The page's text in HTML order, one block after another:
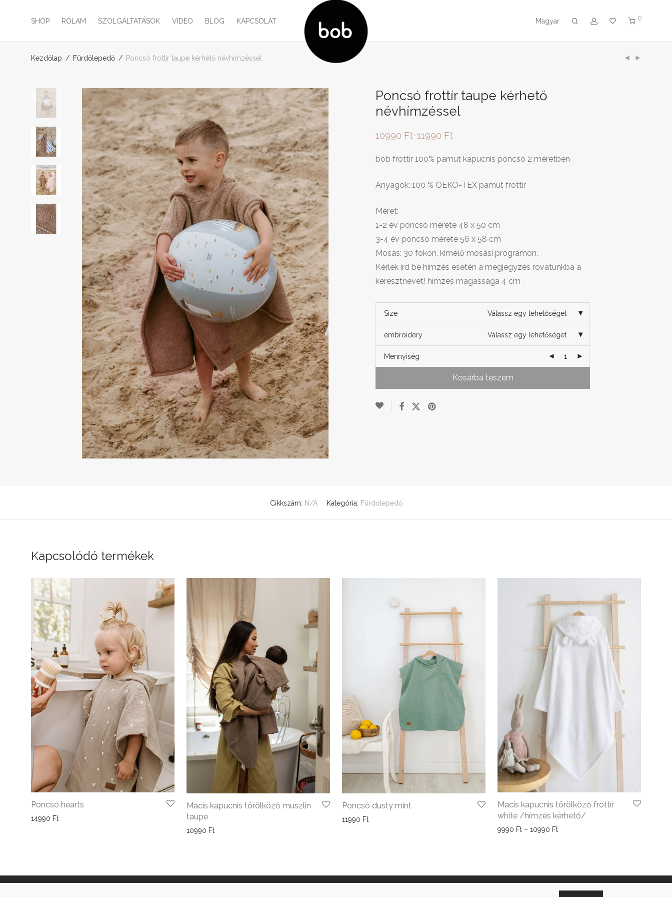
SHOP RÓLAM SZOLGÁLTATÁSOK VIDEO BLOG KAPCSOLAT Magyar 0
Kezdőlap / Fürdőlepedő / Poncsó frottír taupe kérhető névhímzéssel
Poncsó frottír taupe kérhető
névhímzéssel
10990 Ft–11990 Ft
Ártartomány:
11990 Ft
bob frottír 100% pamut kapucnis poncsó 2 méretben
Anyagok: 100 % OEKO-TEX pamut frottír
Méret:
1-2 év poncsó mérete 48 x 50 cm
3-4 év poncsó mérete 56 x 58 cm
Mosás: 30 fokon, kimélő mosási programon.
Kérlek írd be hímzés esetén a megjegyzés rovatunkba a
keresztnevet! hímzés magassága 4 cm
Size Válassz egy lehetőséget
embroidery Válassz egy lehetőséget
Mennyiség
Kosárba teszem
Cikkszám: N/A Kategória: Fürdőlepedő
Kapcsolódó termékek
Poncsó hearts
14990 Ft
Macis kapucnis törölköző muszlin
taupe
10990 Ft
Poncsó dusty mint
11990 Ft
Macis kapucnis törölköző frottír
white /hímzés kérhető/
9990 Ft – 10990 FtÁrtartomány: 9990 Ft - 10990 Ft